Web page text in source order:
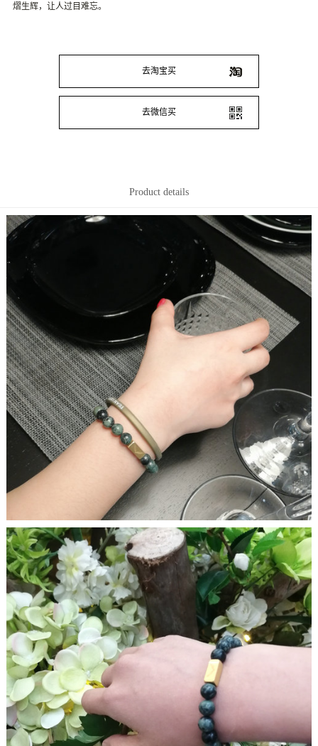
熠生辉，让人过目难忘。
去淘宝买
去微信买
Product details